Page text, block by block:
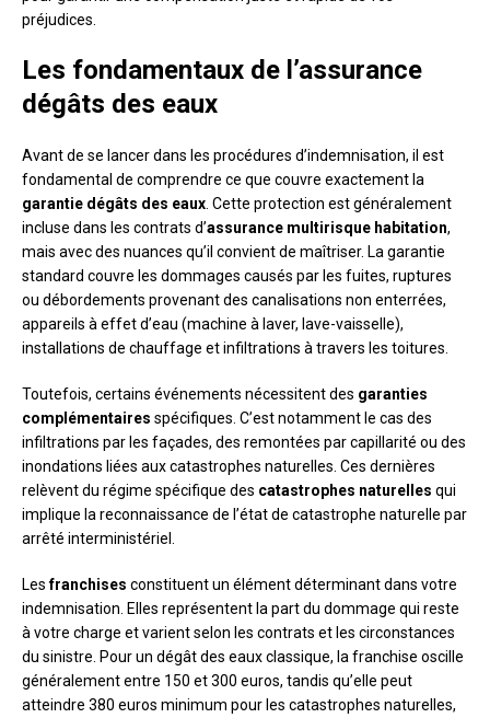
préjudices.
Les fondamentaux de l’assurance
dégâts des eaux
Avant de se lancer dans les procédures d’indemnisation, il est
fondamental de comprendre ce que couvre exactement la
garantie dégâts des eaux . Cette protection est généralement
incluse dans les contrats d’assurance multirisque habitation,
mais avec des nuances qu’il convient de maîtriser. La garantie
standard couvre les dommages causés par les fuites, ruptures
ou débordements provenant des canalisations non enterrées,
appareils à effet d’eau (machine à laver, lave-vaisselle),
installations de chauffage et infiltrations à travers les toitures.
Toutefois, certains événements nécessitent des garanties
complémentaires spécifiques. C’est notamment le cas des
infiltrations par les façades, des remontées par capillarité ou des
inondations liées aux catastrophes naturelles. Ces dernières
relèvent du régime spécifique des catastrophes naturelles qui
implique la reconnaissance de l’état de catastrophe naturelle par
arrêté interministériel.
Lesfranchises constituent un élément déterminant dans votre
indemnisation. Elles représentent la part du dommage qui reste
à votre charge et varient selon les contrats et les circonstances
du sinistre. Pour un dégât des eaux classique, la franchise oscille
généralement entre 150 et 300 euros, tandis qu’elle peut
atteindre 380 euros minimum pour les catastrophes naturelles,